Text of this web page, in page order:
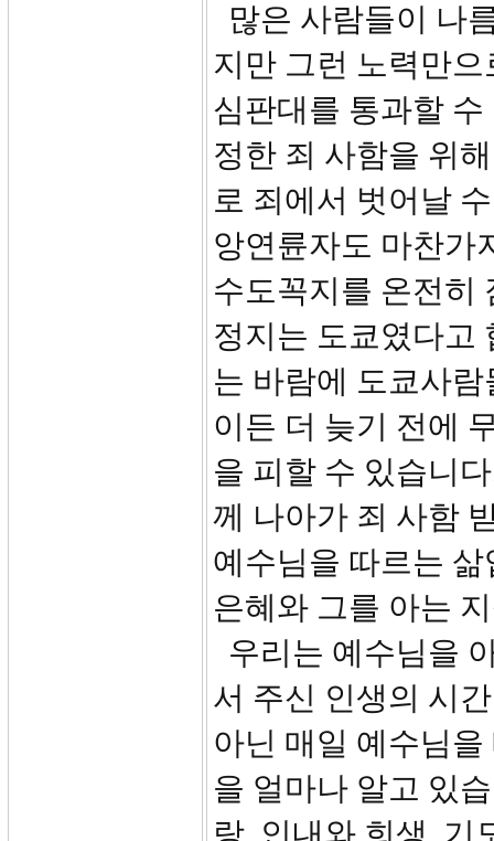
많은 사람들이 나
지만 그런 노력만
심판대를 통과할
정한 죄 사함을 위
로 죄에서 벗어날
앙연륜자도 마찬가
수도꼭지를 온전히
정지는 도쿄였다고
는 바람에 도쿄사
이든 더 늦기 전에
을 피할 수 있습니
께 나아가 죄 사함
예수님을 따르는
은혜와 그를 아는
우리는 예수님을
서 주신 인생의 시
아닌 매일 예수님
을 얼마나 알고 있
랑, 인내와 희생, 기